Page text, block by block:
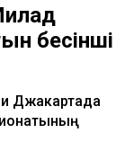
бесінші
Джакартада